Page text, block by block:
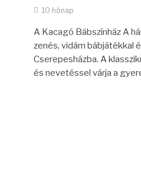
10 hónap
A Kacagó Bábszínház A
zenés, vidám bábjátékkal
Cserepesházba. A
és nevetéssel várja a